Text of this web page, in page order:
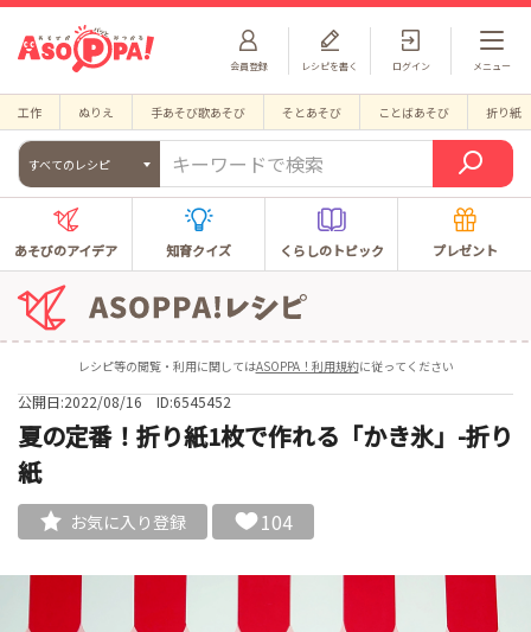
会員登録 ログイン
レシピを書く メニュー
工作 ぬりえ 手あそび歌あそび そとあそび ことばあそび 折り紙
すべてのレシピ
あそびのアイデア 知育クイズ くらしのトピック プレゼント
レシピ等の閲覧・利用に関してはASOPPA！利用規約に従ってください
公開日:2022/08/16 ID:6545452
夏の定番！折り紙1枚で作れる「かき氷」-折り
紙
お気に入り登録 104